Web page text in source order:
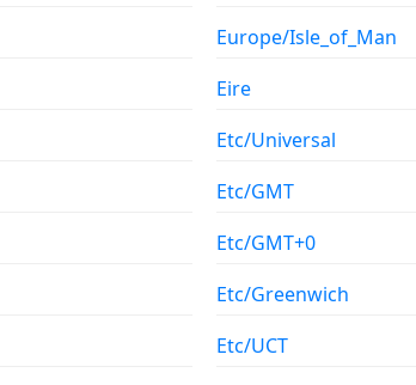
Europe/Isle_of_Man
Eire
Etc/Universal
Etc/GMT
Etc/GMT+0
Etc/Greenwich
Etc/UCT